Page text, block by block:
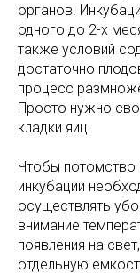
органов.
одного до 2-х
также условий
достаточно
процесс
Просто нужно
кладки яиц.
Чтобы
инкубации
осуществлять
внимание
появления на
отдельную